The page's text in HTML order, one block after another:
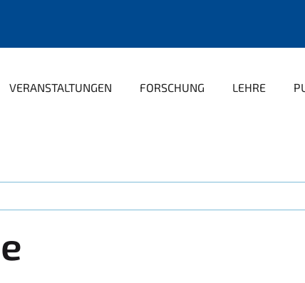
VERANSTALTUNGEN FORSCHUNG LEHRE